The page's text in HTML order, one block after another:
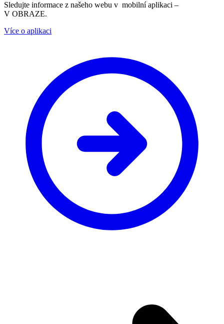
Sledujte informace z našeho webu v mobilní aplikaci –
V OBRAZE.
Více o aplikaci